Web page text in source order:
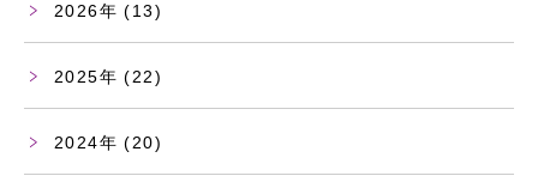
2026 (13)
2025 (22)
2024 (20)